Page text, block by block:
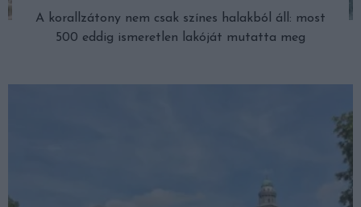
A korallzátony nem csak színes halakból áll: most
500 eddig ismeretlen lakóját mutatta meg